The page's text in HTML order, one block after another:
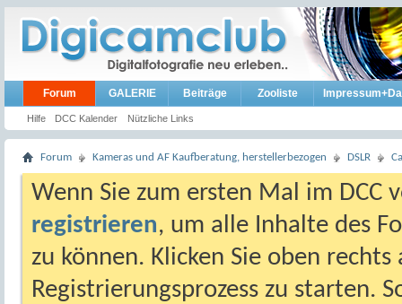
Forum
Hilfe DCC Kalender Nützliche Links
GALERIE Beiträge Zooliste
Forum Kameras und AF Kaufberatung, herstellerbezogen DSLR
Wenn Sie zum ersten Mal im DCC
registrieren, um alle Inhalte des
zu können. Klicken Sie oben
Registrierungsprozess zu starten.